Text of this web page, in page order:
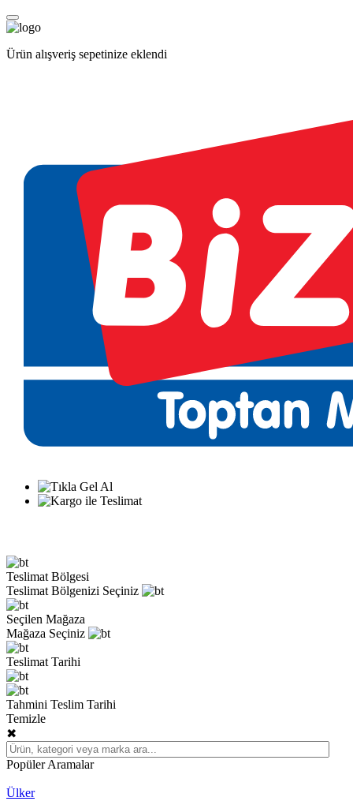
Ürün alışveriş sepetinize eklendi
Teslimat Bölgesi
Teslimat Bölgenizi Seçiniz
Seçilen Mağaza
Mağaza Seçiniz
Teslimat Tarihi
Tahmini Teslim Tarihi
Temizle
✖
Popüler Aramalar
Ülker